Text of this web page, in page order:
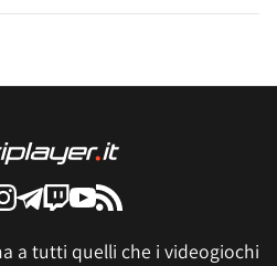
a tutti quelli che i videogiochi